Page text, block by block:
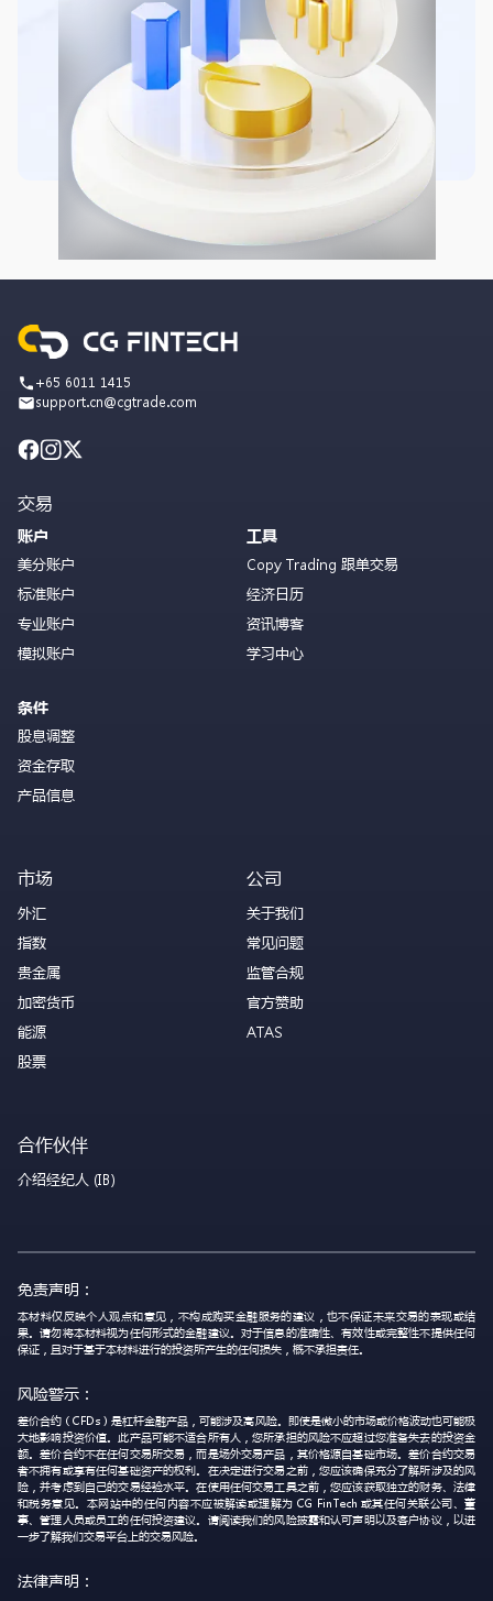
+65 6011 1415
support.cn@cgtrade.com
交易
账户
美分账户
标准账户
专业账户
模拟账户
条件
股息调整
资金存取
产品信息
工具
Copy Trading 跟单交易
经济日历
资讯博客
学习中心
市场
外汇
指数
贵金属
加密货币
能源
股票
公司
关于我们
常见问题
监管合规
官方赞助
ATAS
合作伙伴
介绍经纪人 (IB)
免责声明：
本材料仅反映个人观点和意见，不构成购买金融服务的建议，也不保证未来交易的表现或结
果。请勿将本材料视为任何形式的金融建议。对于信息的准确性、有效性或完整性不提供任何
保证，且对于基于本材料进行的投资所产生的任何损失，概不承担责任。
风险警示：
差价合约（CFDs）是杠杆金融产品，可能涉及高风险。即使是微小的市场或价格波动也可能极
大地影响投资价值。此产品可能不适合所有人，您所承担的风险不应超过您准备失去的投资金
额。差价合约不在任何交易所交易，而是场外交易产品，其价格源自基础市场。差价合约交易
者不拥有或享有任何基础资产的权利。在决定进行交易之前，您应该确保充分了解所涉及的风
险，并考虑到自己的交易经验水平。在使用任何交易工具之前，您应该获取独立的财务、法律
和税务意见。本网站中的任何内容不应被解读或理解为 CG FinTech 或其任何关联公司、董
事、管理人员或员工的任何投资建议。请阅读我们的风险披露和认可声明以及客户协议，以进
一步了解我们交易平台上的交易风险。
法律声明：